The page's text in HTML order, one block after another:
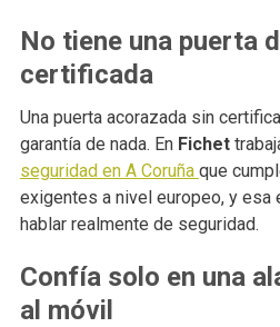
No tiene una puerta
certificada
Una puerta acorazada sin
garantía de nada. En Fichet
seguridad en A Coruña que
exigentes a nivel europeo, y esa
hablar realmente de seguridad.
Confía solo en una
al móvil